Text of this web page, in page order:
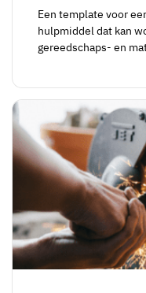
Een template voor
hulpmiddel dat kan
gereedschaps- en